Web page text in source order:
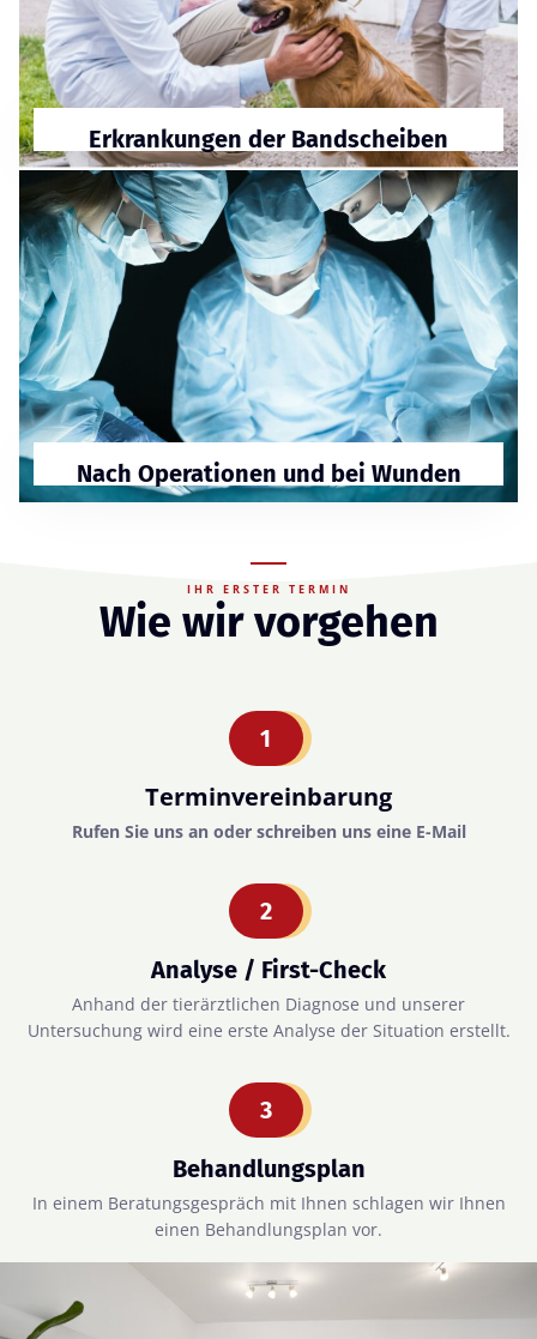
Erkrankungen der Bandscheiben
Nach Operationen und bei Wunden
IHR ERSTER TERMIN
Wie wir vorgehen
1
Terminvereinbarung
Rufen Sie uns an oder schreiben uns eine E-Mail
2
Analyse / First-Check
Anhand der tierärztlichen Diagnose und unserer
Untersuchung wird eine erste Analyse der Situation erstellt.
3
Behandlungsplan
In einem Beratungsgespräch mit Ihnen schlagen wir Ihnen
einen Behandlungsplan vor.